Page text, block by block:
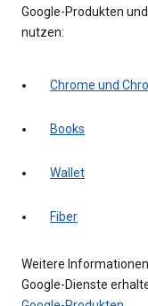
Google-Produkten
nutzen:
Chrome und
Books
Wallet
Fiber
Weitere
Google-Dienste